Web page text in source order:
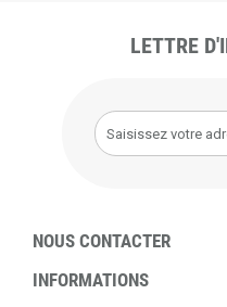
LETTRE
NOUS CONTACTER
INFORMATIONS